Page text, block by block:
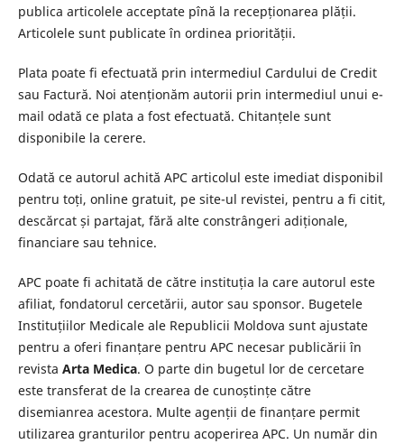
publica articolele acceptate pînă la recepționarea plății.
Articolele sunt publicate în ordinea priorității.
Plata poate fi efectuată prin intermediul Cardului de Credit
sau Factură. Noi atenționăm autorii prin intermediul unui e-
mail odată ce plata a fost efectuată. Chitanțele sunt
disponibile la cerere.
Odată ce autorul achită APC articolul este imediat disponibil
pentru toți, online gratuit, pe site-ul revistei, pentru a fi citit,
descărcat și partajat, fără alte constrângeri adiționale,
financiare sau tehnice.
APC poate fi achitată de către instituția la care autorul este
afiliat, fondatorul cercetării, autor sau sponsor. Bugetele
Instituțiilor Medicale ale Republicii Moldova sunt ajustate
pentru a oferi finanțare pentru APC necesar publicării în
revista Arta Medica. O parte din bugetul lor de cercetare
este transferat de la crearea de cunoștințe către
disemianrea acestora. Multe agenții de finanțare permit
utilizarea granturilor pentru acoperirea APC. Un număr din